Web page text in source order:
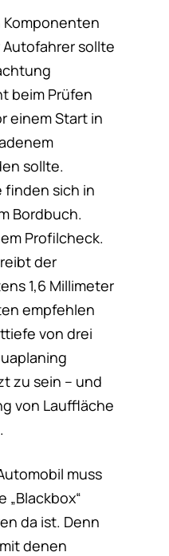
sollte
beim Prüfen
einem Start in
sollte.
finden sich in
Bordbuch.
Profilcheck.
der
1,6 Millimeter
empfehlen
von drei
zu sein – und
von Lauffläche
muss
„Blackbox“
da ist. Denn
denen